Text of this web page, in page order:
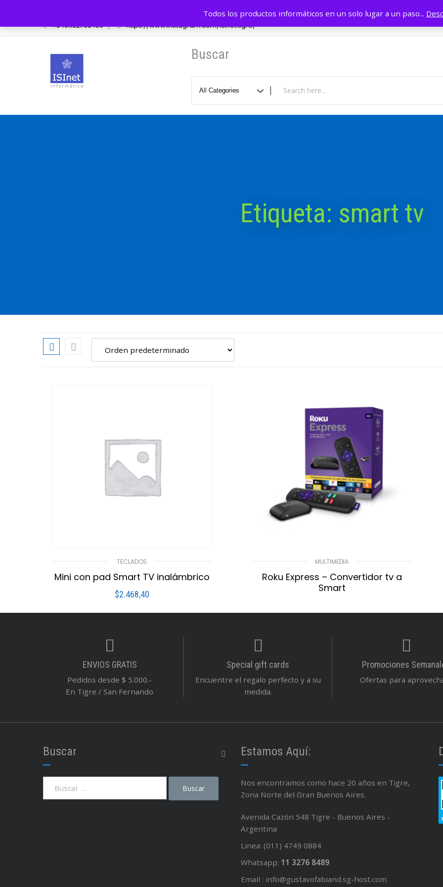
info@isinet.com.ar
11 4749 0884
+5491132768489
https://www.instagram.com/isinet.tigre/
Buscar
Etiqueta: smart tv
TECLADOS
Mini con pad Smart TV inalámbrico
$2.468,40
LEER MÁS
MULTIMEDIA
Roku Express – Convertidor tv a
Smart
LEER MÁS
ENVIOS GRATIS
Pedidos desde $ 5.000.-
En Tigre / San Fernando
Special gift cards
Encuentre el regalo perfecto y a su
medida.
Promociones
Ofertas para
Buscar Estamos Aquí:
Nos encontramos como hace 20 años en Tigre,
Zona Norte del Gran Buenos Aires.
Avenida Cazón 548 Tigre - Buenos Aires -
Argentina
Linea: (011) 4749 0884
Whatsapp: 11 3276 8489
Email : info@gustavofabiand.sg-host.com
Todos los productos informáticos en un solo lugar a un paso...